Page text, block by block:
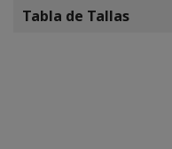
Tabla de Tallas